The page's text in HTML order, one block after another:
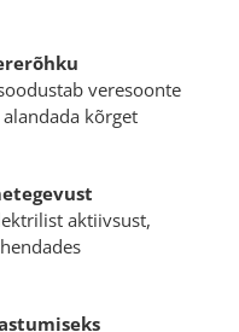
veresoonte
kõrget
aktiivsust,